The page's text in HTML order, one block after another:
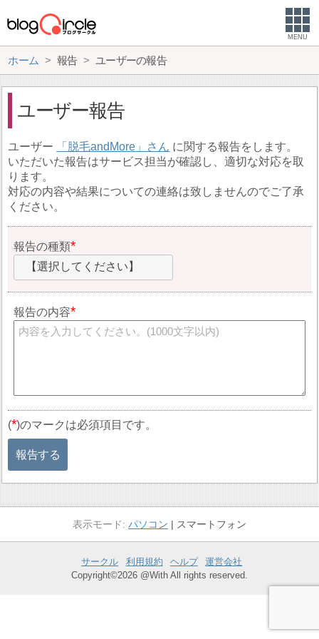
MENU
ホーム 報告 ユーザーの報告
ユーザー報告
ユーザー 脱毛andMore
に関する報告をします。
いただいた報告はサービス担当が確認し、適切な対応を取
ります。
対応の内容や結果についての連絡は致しませんのでご了承
ください。
報告の種類
【選択してください】
報告の内容
(*)のマークは必須項目です。
報告する
パソコン スマートフォン
サークル 利用規約 ヘルプ
運営会社
Copyright©2026 @With All rights reserved.